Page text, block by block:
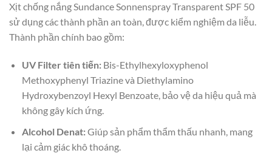
Xịt chống nắng Sundance Sonnenspray Transparent SPF 50
sử dụng các thành phần an toàn, được kiểm nghiệm da liễu.
Thành phần chính bao gồm:
UV Filter tiên tiến:Bis-Ethylhexyloxyphenol
Methoxyphenyl Triazine và Diethylamino
Hydroxybenzoyl Hexyl Benzoate, bảo vệ da hiệu quả mà
không gây kích ứng.
Alcohol Denat:Giúp sản phẩm thẩm thấu nhanh, mang
lại cảm giác khô thoáng.